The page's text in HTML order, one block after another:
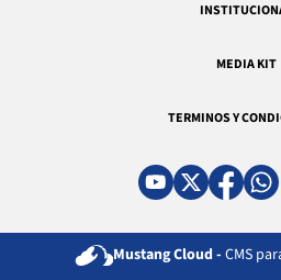
MEDIA KIT
TERMINOS Y
Mustang Cloud - CMS